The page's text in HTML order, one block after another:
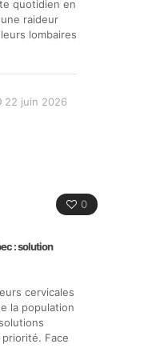
quotidien en
raideur
lombaires
22 juin 2026
0
: solution
cervicales
la population
Face